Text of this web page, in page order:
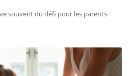
souvent du défi pour les parents